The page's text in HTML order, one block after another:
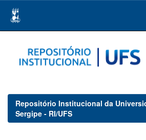
navigation
Repositório Institucional da
Sergipe - RI/UFS